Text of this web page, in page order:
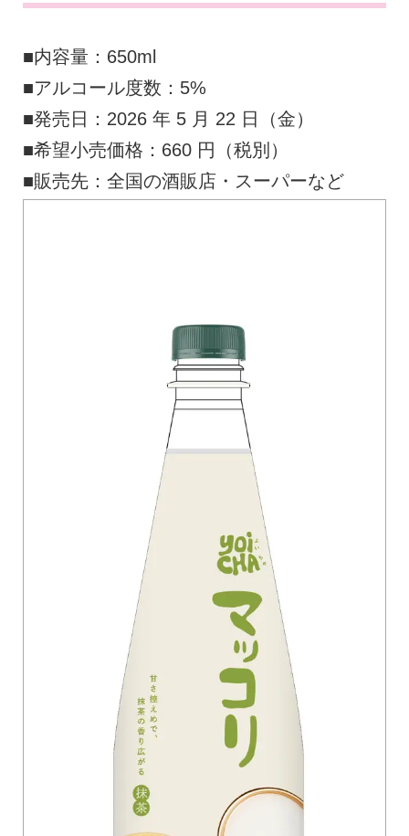
■内容量：650ml
■アルコール度数：5%
■発売日：2026 年 5 月 22 日（金）
■希望小売価格：660 円（税別）
■販売先：全国の酒販店・スーパーなど